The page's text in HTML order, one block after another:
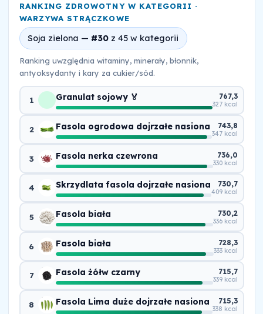
RANKING ZDROWOTNY W KATEGORII ·
WARZYWA STRĄCZKOWE
Soja zielona — #30 z 45 w kategorii
Ranking uwzględnia witaminy, minerały, błonnik,
antyoksydanty i kary za cukier/sód.
1 Granulat sojowy 🏅 767,3
327 kcal
2 Fasola ogrodowa dojrzałe nasiona 743,8
347 kcal
3 Fasola nerka czewrona 736,0
330 kcal
4 Skrzydlata fasola dojrzałe nasiona 730,7
409 kcal
5 Fasola biała 730,2
336 kcal
6 Fasola biała 728,3
333 kcal
7 Fasola żółw czarny 715,7
339 kcal
8 Fasola Lima duże dojrzałe nasiona 715,3
338 kcal